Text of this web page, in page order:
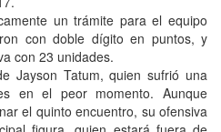
un trámite para el equipo
con doble dígito en puntos, y
con 23 unidades.
Jayson Tatum, quien sufrió una
en el peor momento. Aunque
el quinto encuentro, su ofensiva